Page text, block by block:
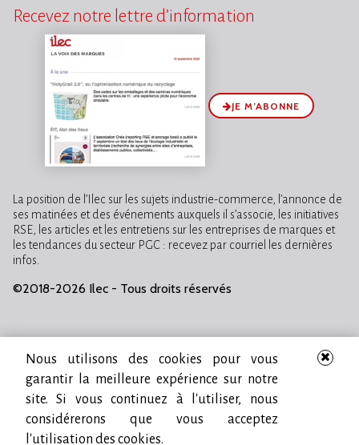
Recevez notre lettre d’information
JE M’ABONNE
La position de l’Ilec sur les sujets industrie-commerce, l’annonce de
ses matinées et des événements auxquels il s’associe, les initiatives
RSE, les articles et les entretiens sur les entreprises de marques et
les tendances du secteur PGC : recevez par courriel les dernières
infos.
©2018-2026 Ilec - Tous droits réservés
Nous utilisons des cookies pour vous
garantir la meilleure expérience sur notre
site. Si vous continuez à l'utiliser, nous
considérerons que vous acceptez
l'utilisation des cookies.